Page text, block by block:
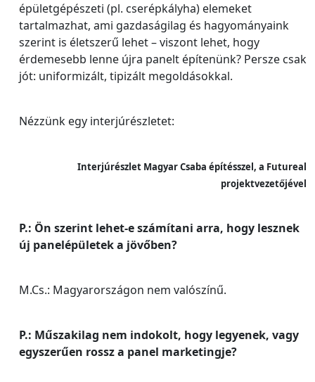
épületgépészeti (pl. cserépkályha) elemeket
tartalmazhat, ami gazdaságilag és hagyományaink
szerint is életszerű lehet – viszont lehet, hogy
érdemesebb lenne újra panelt építenünk? Persze csak
jót: uniformizált, tipizált megoldásokkal.
Nézzünk egy interjúrészletet:
Interjúrészlet Magyar Csaba építésszel, a Futureal
projektvezetőjével
P.: Ön szerint lehet-e számítani arra, hogy lesznek
új panelépületek a jövőben?
M.Cs.: Magyarországon nem valószínű.
P.: Műszakilag nem indokolt, hogy legyenek, vagy
egyszerűen rossz a panel marketingje?